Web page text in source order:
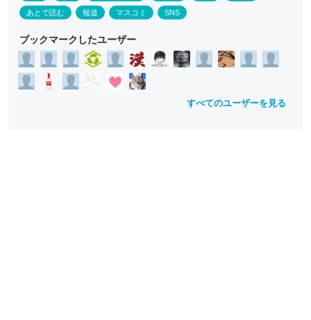
あとで読む 報道 マスコミ SNS
ブックマークしたユーザー
すべてのユーザーを見る